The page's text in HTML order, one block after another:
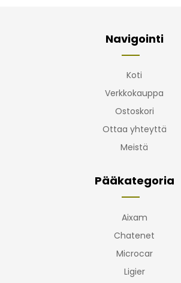
Navigointi
Koti
Verkkokauppa
Ostoskori
Ottaa yhteyttä
Meistä
Pääkategoria
Aixam
Chatenet
Microcar
Ligier